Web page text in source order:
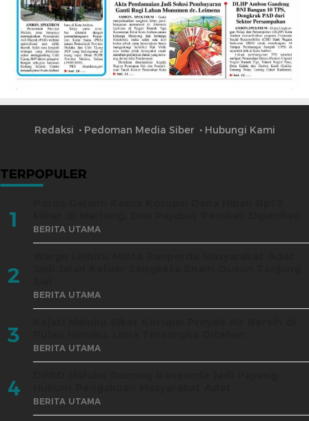
Redaksi Pedoman Media Siber Hubungi Kami
TERPOPULER
1 BERITA UTAMA
2
BERITA UTAMA
3 BERITA UTAMA
4 BERITA UTAMA